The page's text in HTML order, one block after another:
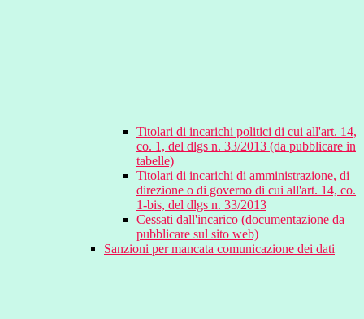
Titolari di incarichi politici di cui all'art. 14,
co. 1, del dlgs n. 33/2013 (da pubblicare in
tabelle)
Titolari di incarichi di amministrazione, di
direzione o di governo di cui all'art. 14, co.
1-bis, del dlgs n. 33/2013
Cessati dall'incarico (documentazione da
pubblicare sul sito web)
Sanzioni per mancata comunicazione dei dati